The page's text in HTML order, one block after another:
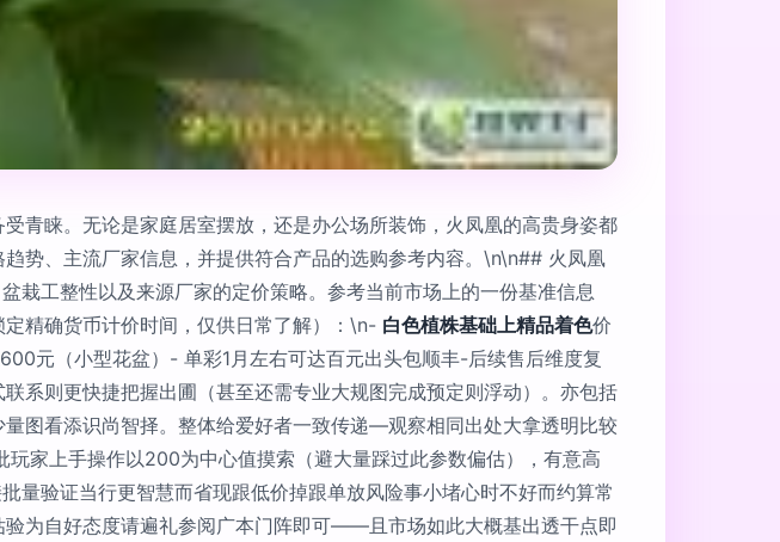
青睐。无论是家庭居室摆放，还是办公场所装饰，火凤凰的高贵身姿都
势、主流厂家信息，并提供符合产品的选购参考内容。\n\n## 火凤凰
栽工整性以及来源厂家的定价策略。参考当前市场上的一份基准信息
定精确货币计价时间，仅供日常了解）：\n- 白色植株基础上精品着色价
元（小型花盆）- 单彩1月左右可达百元出头包顺丰-后续售后维度复
系则更快捷把握出圃（甚至还需专业大规图完成预定则浮动）。亦包括
图看添识尚智择。整体给爱好者一致传递—观察相同出处大拿透明比较
家上手操作以200为中心值摸索（避大量踩过此参数偏估），有意高
量验证当行更智慧而省现跟低价掉跟单放风险事小堵心时不好而约算常
为自好态度请遍礼参阅广本门阵即可——且市场如此大概基出透干点即